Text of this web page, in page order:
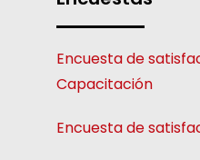
Encuesta de
Capacitación
Encuesta de